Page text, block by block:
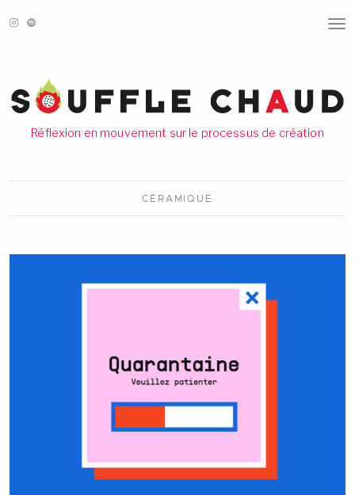
T
N
A
N
Réflexion en mouvement sur le processus de création
CÉRAMIQUE